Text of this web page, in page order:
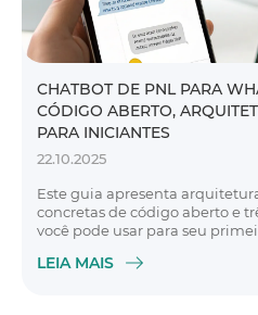
CHATBOT DE PNL PARA
CÓDIGO ABERTO,
PARA INICIANTES
22.10.2025
Este guia apresenta
concretas de código aberto e
você pode usar para seu
LEIA MAIS